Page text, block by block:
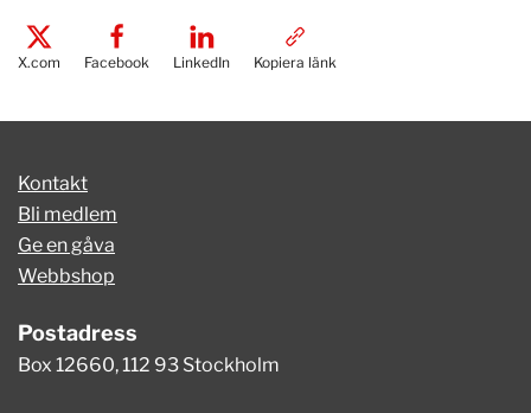
X.com Facebook LinkedIn Kopiera länk
Kontakt
Bli medlem
Ge en gåva
Webbshop
Postadress
Box 12660, 112 93 Stockholm